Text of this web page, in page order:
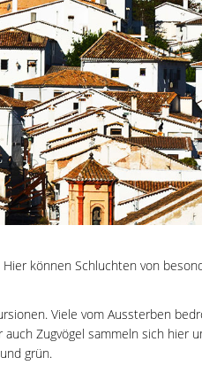
können Schluchten von
Viele vom Aussterben
Zugvögel sammeln sich hier
grün.